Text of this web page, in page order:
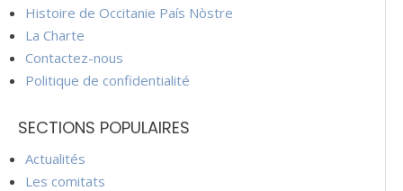
Histoire de Occitanie País Nòstre
La Charte
Contactez-nous
Politique de confidentialité
SECTIONS POPULAIRES
Actualités
Les comitats